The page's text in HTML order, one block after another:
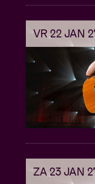
20ste
Waaraan
is
doet
Dit jaar
zijn
te zien in
VR 22 JAN
ZA 23 JAN